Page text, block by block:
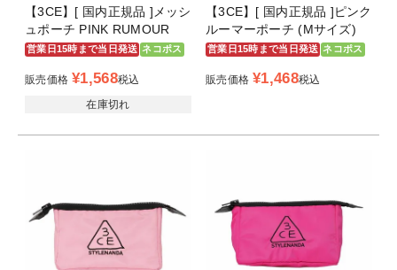
【3CE】[ 国内正規品 ]メッシ
ュポーチ PINK RUMOUR
営業日15時まで当日発送 ネコポス
販売価格 ¥1,568税込
在庫切れ
【3CE】[ 国内正規品 ]ピンク
ルーマーポーチ (Mサイズ)
営業日15時まで当日発送 ネコポス
販売価格 ¥1,468税込